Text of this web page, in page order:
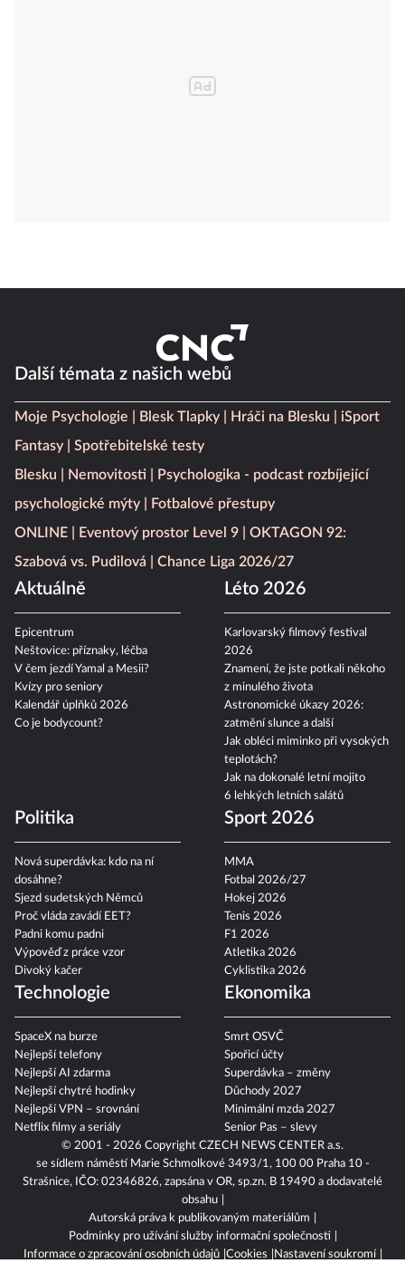
© 2001 - 2026 Copyright CZECH NEWS CENTER a.s.
se sídlem náměstí Marie Schmolkové 3493/1, 100 00 Praha 10 -
Strašnice, IČO: 02346826, zapsána v OR, sp.zn. B 19490 a dodavatelé
obsahu
Autorská práva k publikovaným materiálům
Podmínky pro užívání služby informační společnosti
Informace o zpracování osobních údajů Cookies
Nastavení soukromí
Další témata z našich webů
Moje Psychologie Blesk Tlapky Hráči na Blesku
iSport
Fantasy
Spotřebitelské testy
Blesku
Nemovitosti
Psychologika - podcast rozbíjející
psychologické mýty
Fotbalové přestupy
ONLINE
Eventový prostor Level 9
OKTAGON 92:
Szabová vs. Pudilová
Chance Liga 2026/27
Aktuálně
Epicentrum
Neštovice: příznaky, léčba
V čem jezdí Yamal a Mesii?
Kvízy pro seniory
Kalendář úplňků 2026
Co je bodycount?
Léto 2026
Karlovarský filmový festival
2026
Znamení, že jste potkali někoho
z minulého života
Astronomické úkazy 2026:
zatmění slunce a další
Jak obléci miminko při vysokých
teplotách?
Jak na dokonalé letní mojito
6 lehkých letních salátů
Politika
Nová superdávka: kdo na ní
dosáhne?
Sjezd sudetských Němců
Proč vláda zavádí EET?
Padni komu padni
Výpověď z práce vzor
Divoký kačer
Sport 2026
MMA
Fotbal 2026/27
Hokej 2026
Tenis 2026
F1 2026
Atletika 2026
Cyklistika 2026
Technologie
SpaceX na burze
Nejlepší telefony
Nejlepší AI zdarma
Nejlepší chytré hodinky
Nejlepší VPN – srovnání
Netflix filmy a seriály
Ekonomika
Smrt OSVČ
Spořicí účty
Superdávka – změny
Důchody 2027
Minimální mzda 2027
Senior Pas – slevy